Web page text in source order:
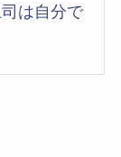
は自分で